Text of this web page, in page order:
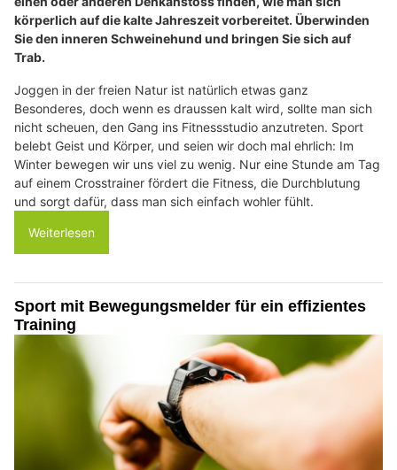
körperlich auf die kalte Jahreszeit vorbereitet. Überwinden
Sie den inneren Schweinehund und bringen Sie sich auf
Trab.
Joggen in der freien Natur ist natürlich etwas ganz
Besonderes, doch wenn es draussen kalt wird, sollte man sich
nicht scheuen, den Gang ins Fitnessstudio anzutreten. Sport
belebt Geist und Körper, und seien wir doch mal ehrlich: Im
Winter bewegen wir uns viel zu wenig. Nur eine Stunde am Tag
auf einem Crosstrainer fördert die Fitness, die Durchblutung
und sorgt dafür, dass man sich einfach wohler fühlt.
Weiterlesen
Sport mit Bewegungsmelder für ein effizientes
Training